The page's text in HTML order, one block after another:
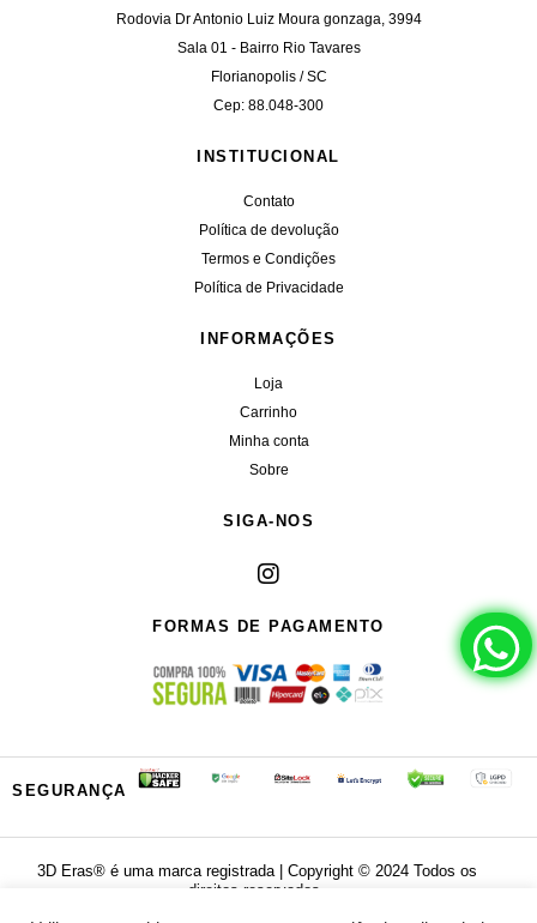
Rodovia Dr Antonio Luiz Moura gonzaga, 3994
Sala 01 - Bairro Rio Tavares
Florianopolis / SC
Cep: 88.048-300
INSTITUCIONAL
Contato
Política de devolução
Termos e Condições
Política de Privacidade
INFORMAÇÕES
Loja
Carrinho
Minha conta
Sobre
SIGA-NOS
FORMAS DE PAGAMENTO
SEGURANÇA
3D Eras®️ é uma marca registrada | Copyright ©️ 2024 Todos os
direitos reservados.